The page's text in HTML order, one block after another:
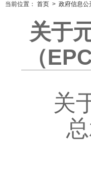
当前位置： 首页 > 政府信息公
关于
（
关